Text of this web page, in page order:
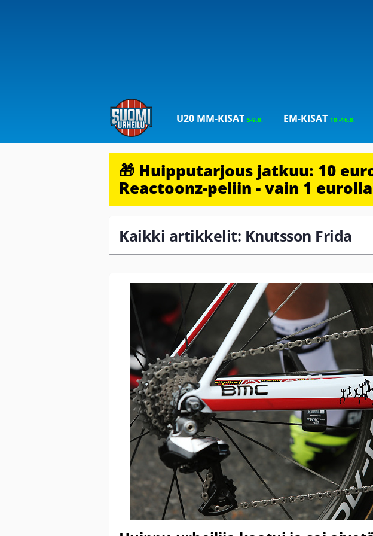
U20 MM-KISAT5-9.8. EM-KISAT 10.-16.8.
🎁 Huipputarjous jatkuu: 10
Reactoonz-peliin - vain 1
Kaikki artikkelit: Knutsson Frida